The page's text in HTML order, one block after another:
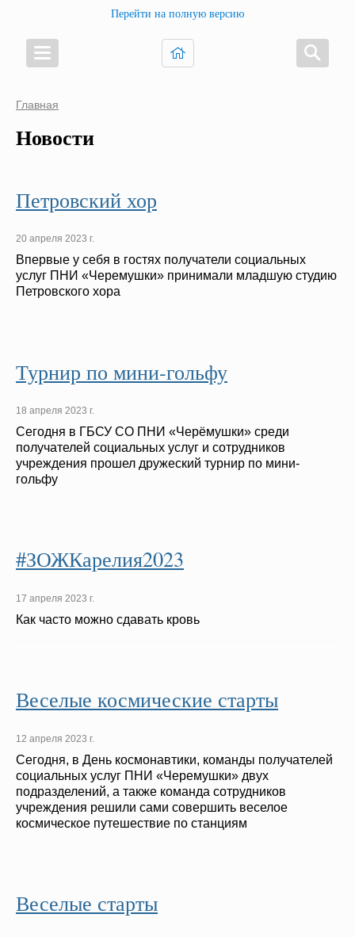
Перейти на полную версию
Главная
Новости
Петровский хор
20 апреля 2023 г.
Впервые у себя в гостях получатели социальных
услуг ПНИ «Черемушки» принимали младшую студию
Петровского хора
Турнир по мини-гольфу
18 апреля 2023 г.
Сегодня в ГБСУ СО ПНИ «Черёмушки» среди
получателей социальных услуг и сотрудников
учреждения прошел дружеский турнир по мини-
гольфу
#ЗОЖКарелия2023
17 апреля 2023 г.
Как часто можно сдавать кровь
Веселые космические старты
12 апреля 2023 г.
Сегодня, в День космонавтики, команды получателей
социальных услуг ПНИ «Черемушки» двух
подразделений, а также команда сотрудников
учреждения решили сами совершить веселое
космическое путешествие по станциям
Веселые старты